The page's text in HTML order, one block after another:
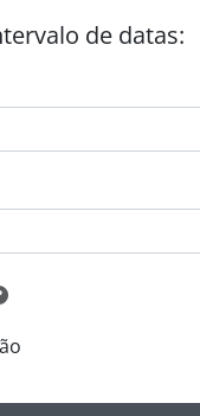
de datas: